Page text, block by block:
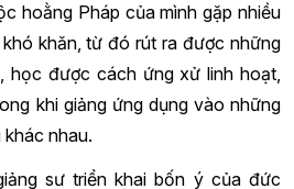
hoằng Pháp của mình gặp nhiều
khăn, từ đó rút ra được những
học được cách ứng xử linh hoạt,
khi giảng ứng dụng vào những
nhau.
sư triển khai bốn ý của đức